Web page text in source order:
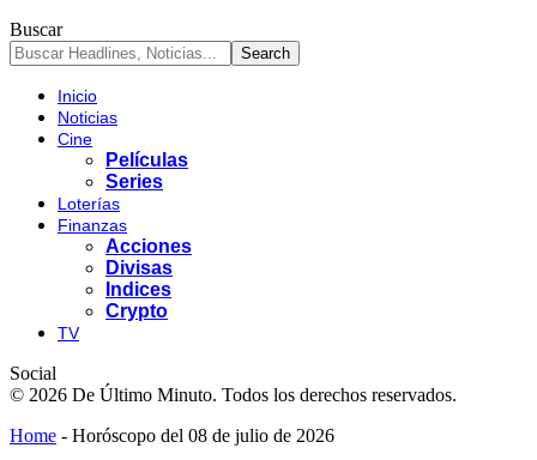
Buscar
Inicio
Noticias
Cine
Películas
Series
Loterías
Finanzas
Acciones
Divisas
Indices
Crypto
TV
Social
© 2026 De Último Minuto. Todos los derechos reservados.
Home - Horóscopo del 08 de julio de 2026